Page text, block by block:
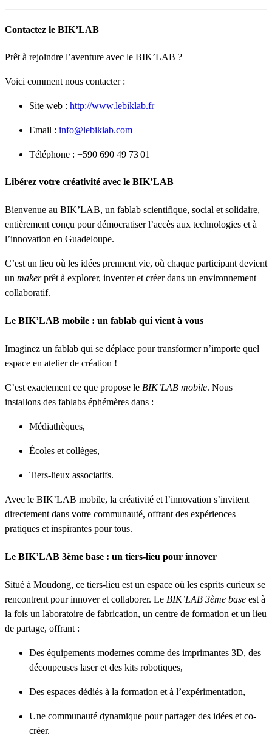
Contactez le BIK’LAB
Prêt à rejoindre l’aventure avec le BIK’LAB ?
Voici comment nous contacter :
Site web : http://www.lebiklab.fr
Email : info@lebiklab.com
Téléphone : +590 690 49 73 01
Libérez votre créativité avec le BIK’LAB
Bienvenue au BIK’LAB, un fablab scientifique, social et solidaire,
entièrement conçu pour démocratiser l’accès aux technologies et à
l’innovation en Guadeloupe.
C’est un lieu où les idées prennent vie, où chaque participant devient
un makerprêt à explorer, inventer et créer dans un environnement
collaboratif.
Le BIK’LAB mobile : un fablab qui vient à vous
Imaginez un fablab qui se déplace pour transformer n’importe quel
espace en atelier de création !
C’est exactement ce que propose le BIK’LAB mobile. Nous
installons des fablabs éphémères dans :
Médiathèques,
Écoles et collèges,
Tiers-lieux associatifs.
Avec le BIK’LAB mobile, la créativité et l’innovation s’invitent
directement dans votre communauté, offrant des expériences
pratiques et inspirantes pour tous.
Le BIK’LAB 3ème base : un tiers-lieu pour innover
Situé à Moudong, ce tiers-lieu est un espace où les esprits curieux se
rencontrent pour innover et collaborer. Le BIK’LAB 3ème base est à
la fois un laboratoire de fabrication, un centre de formation et un lieu
de partage, offrant :
Des équipements modernes comme des imprimantes 3D, des
découpeuses laser et des kits robotiques,
Des espaces dédiés à la formation et à l’expérimentation,
Une communauté dynamique pour partager des idées et co-
créer.